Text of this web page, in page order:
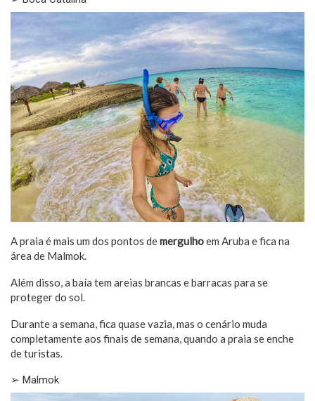
A praia é mais um dos pontos demergulhoem Aruba e fica na
área de Malmok.
Além disso, a baía tem areias brancas e barracas para se
proteger do sol.
Durante a semana, fica quase vazia, mas o cenário muda
completamente aos finais de semana, quando a praia se enche
de turistas.
➢ Malmok